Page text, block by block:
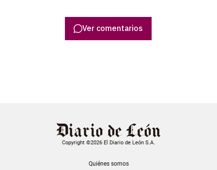
Ver comentarios
Copyright ©2026 El Diario de León S.A.
Quiénes somos